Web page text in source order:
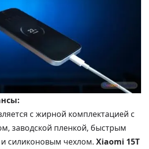
с жирной комплектацией с
заводской пленкой, быстрым
силиконовым чехлом. Xiaomi 15T